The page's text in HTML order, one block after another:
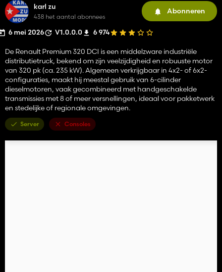
karl zu
438 het aantal abonnees
Abonneren
6 mei 2026 V1.0.0.0 6 974
De Renault Premium 320 DCI is een middelzware industriële
distributietruck, bekend om zijn veelzijdigheid en robuuste motor
van 320 pk (ca. 235 kW). Algemeen verkrijgbaar in 4x2- of 6x2-
configuraties, maakt hij meestal gebruik van 6-cilinder
dieselmotoren, vaak gecombineerd met handgeschakelde
transmissies met 8 of meer versnellingen, ideaal voor pakketwerk
en stedelijke of regionale omgevingen.
Server Consoles